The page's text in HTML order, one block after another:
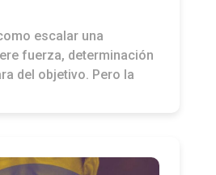
escalar una
fuerza, determinación
del objetivo. Pero la